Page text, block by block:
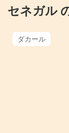
セネガル
ダカール